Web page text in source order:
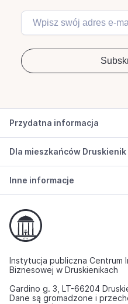
Przydatna informacja
Dla mieszkańców Druskienik
Inne informacje
Instytucja publiczna Centrum
Biznesowej w Druskienikach
Gardino g. 3, LT-66204
Dane są gromadzone i